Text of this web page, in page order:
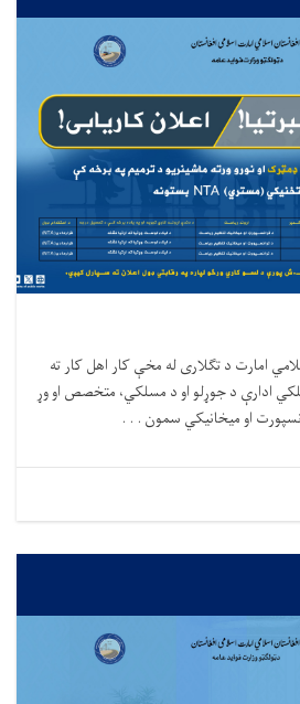
امارت د تګلاری له مخې کار اهل کار ته
ادارې د جوړلو او د مسلکي، متخصص او وړ
او میخانیکي سمون . . .